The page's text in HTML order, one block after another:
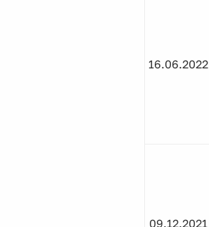
16.06.2022
09.12.2021